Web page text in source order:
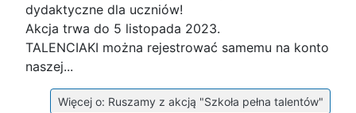
dydaktyczne dla uczniów!
Akcja trwa do 5 listopada 2023.
TALENCIAKI można rejestrować samemu na konto
naszej...
Więcej o: Ruszamy z akcją "Szkoła pełna talentów"